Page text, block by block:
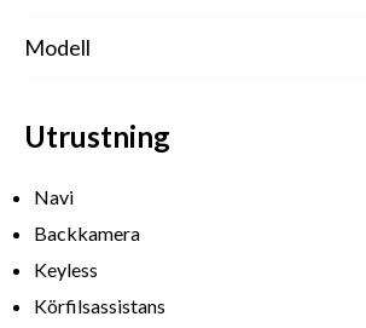
Modell
Utrustning
Navi
Backkamera
Keyless
Körfilsassistans